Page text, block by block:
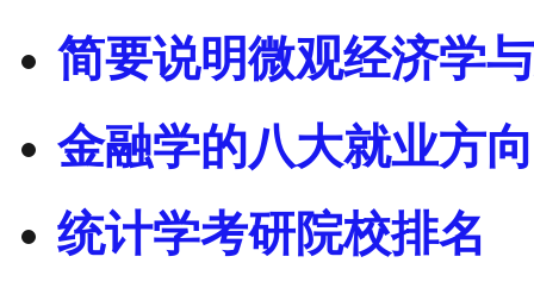
简要说明微观经济学
金融学的八大就业方
统计学考研院校排名